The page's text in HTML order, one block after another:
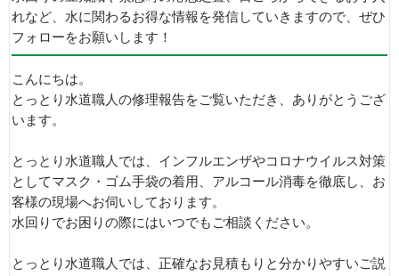
れなど、水に関わるお得な情報を発信していきますので、ぜひ
フォローをお願いします！
こんにちは。
とっとり水道職人の修理報告をご覧いただき、ありがとうござ
います。
とっとり水道職人では、インフルエンザやコロナウイルス対策
としてマスク・ゴム手袋の着用、アルコール消毒を徹底し、お
客様の現場へお伺いしております。
水回りでお困りの際にはいつでもご相談ください。
とっとり水道職人では、正確なお見積もりと分かりやすいご説